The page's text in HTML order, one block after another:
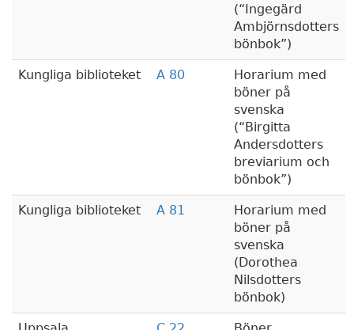
( Ingegärd
Ambjörnsdotters
bönbok )
Kungliga biblioteket A 80
Horarium med
böner på
svenska
( Birgitta
Andersdotters
breviarium och
bönbok )
Kungliga biblioteket A 81
Horarium med
böner på
svenska
(Dorothea
Nilsdotters
bönbok)